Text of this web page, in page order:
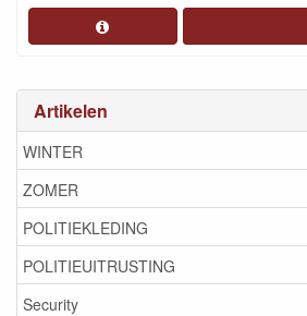
Artikelen
WINTER
ZOMER
POLITIEKLEDING
POLITIEUITRUSTING
Security